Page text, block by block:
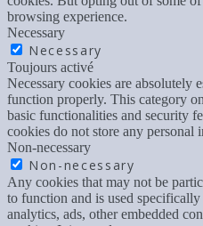
browsing experience.
Necessary
Necessary
Toujours activé
Necessary cookies are absolutely
function properly. This category
basic functionalities and security
cookies do not store any personal
Non-necessary
Non-necessary
Any cookies that may not be
to function and is used
analytics, ads, other embedded